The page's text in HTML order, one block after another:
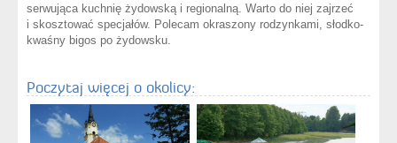
serwująca kuchnię żydowską i regionalną. Warto do niej zajrzeć
i skosztować specjałów. Polecam okraszony rodzynkami, słodko-
kwaśny bigos po żydowsku.
Poczytaj więcej o okolicy: